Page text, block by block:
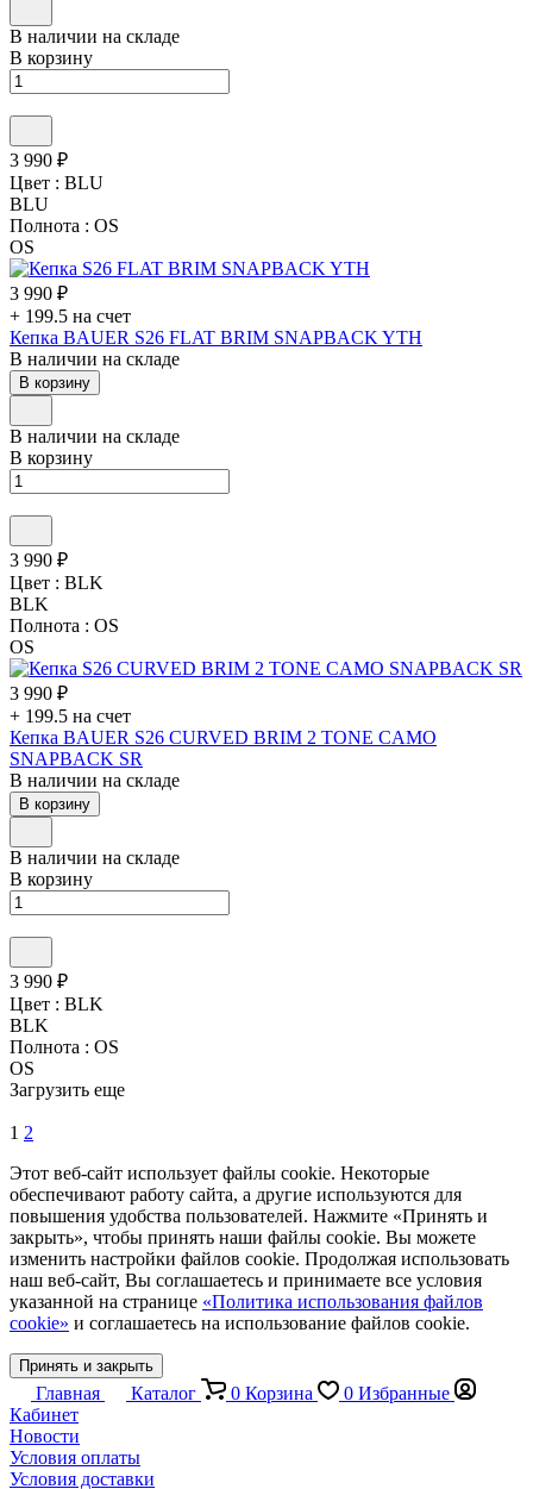
В наличии на складе
В корзину
3 990 ₽
Цвет : BLU
BLU
Полнота : OS
OS
3 990 ₽
+ 199.5 на счет
Кепка BAUER S26 FLAT BRIM SNAPBACK YTH
В наличии на складе
В корзину
В наличии на складе
В корзину
3 990 ₽
Цвет : BLK
BLK
Полнота : OS
OS
3 990 ₽
+ 199.5 на счет
Кепка BAUER S26 CURVED BRIM 2 TONE CAMO
SNAPBACK SR
В наличии на складе
В корзину
В наличии на складе
В корзину
3 990 ₽
Цвет : BLK
BLK
Полнота : OS
OS
Загрузить еще
1 2
Этот веб-сайт использует файлы cookie. Некоторые
обеспечивают работу сайта, а другие используются для
повышения удобства пользователей. Нажмите «Принять и
закрыть», чтобы принять наши файлы cookie. Вы можете
изменить настройки файлов cookie. Продолжая использовать
наш веб-сайт, Вы соглашаетесь и принимаете все условия
указанной на странице «Политика использования файлов
cookie» и соглашаетесь на использование файлов cookie.
Принять и закрыть
Главная Каталог 0 Корзина 0 Избранные
Кабинет
Новости
Условия оплаты
Условия доставки